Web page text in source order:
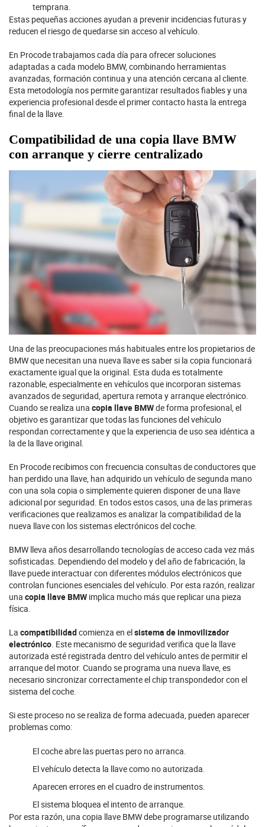
temprana.
Estas pequeñas acciones ayudan a prevenir incidencias futuras y
reducen el riesgo de quedarse sin acceso al vehículo.
En Procode trabajamos cada día para ofrecer soluciones
adaptadas a cada modelo BMW, combinando herramientas
avanzadas, formación continua y una atención cercana al cliente.
Esta metodología nos permite garantizar resultados fiables y una
experiencia profesional desde el primer contacto hasta la entrega
final de la llave.
Compatibilidad de una copia llave BMW
con arranque y cierre centralizado
Una de las preocupaciones más habituales entre los propietarios de
BMW que necesitan una nueva llave es saber si la copia funcionará
exactamente igual que la original. Esta duda es totalmente
razonable, especialmente en vehículos que incorporan sistemas
avanzados de seguridad, apertura remota y arranque electrónico.
Cuando se realiza una copia llave BMWde forma profesional, el
objetivo es garantizar que todas las funciones del vehículo
respondan correctamente y que la experiencia de uso sea idéntica a
la de la llave original.
En Procode recibimos con frecuencia consultas de conductores que
han perdido una llave, han adquirido un vehículo de segunda mano
con una sola copia o simplemente quieren disponer de una llave
adicional por seguridad. En todos estos casos, una de las primeras
verificaciones que realizamos es analizar la compatibilidad de la
nueva llave con los sistemas electrónicos del coche.
BMW lleva años desarrollando tecnologías de acceso cada vez más
sofisticadas. Dependiendo del modelo y del año de fabricación, la
llave puede interactuar con diferentes módulos electrónicos que
controlan funciones esenciales del vehículo. Por esta razón, realizar
una copia llave BMW implica mucho más que replicar una pieza
física.
La compatibilidadcomienza en elsistema de inmovilizador
electrónico. Este mecanismo de seguridad verifica que la llave
autorizada esté registrada dentro del vehículo antes de permitir el
arranque del motor. Cuando se programa una nueva llave, es
necesario sincronizar correctamente el chip transpondedor con el
sistema del coche.
Si este proceso no se realiza de forma adecuada, pueden aparecer
problemas como:
El coche abre las puertas pero no arranca.
El vehículo detecta la llave como no autorizada.
Aparecen errores en el cuadro de instrumentos.
El sistema bloquea el intento de arranque.
Por esta razón, una copia llave BMW debe programarse utilizando